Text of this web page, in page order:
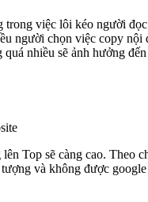
trong việc lôi kéo người
người chọn việc copy
nhiều sẽ ảnh hưởng
Top sẽ càng cao. Theo
và không được